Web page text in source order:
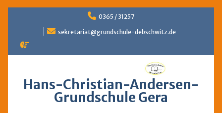
0365 / 31257
sekretariat@grundschule-debschwitz.de
Hans-Christian-Andersen-
Grundschule Gera